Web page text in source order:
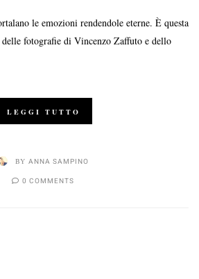
le emozioni rendendole eterne. È questa
fotografie di Vincenzo Zaffuto e dello
LEGGI TUTTO
BY ANNA SAMPINO
0 COMMENTS